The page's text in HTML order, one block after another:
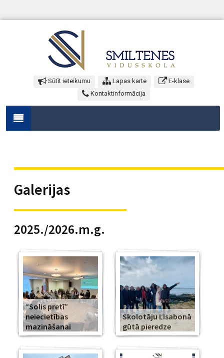
Sūtīt ieteikumu Lapas karte
E-klase
Kontaktinformācija
Galerijas
2025./2026.m.g.
“Solis pretī”
neiecietības
mazināšanai
Skolotāju Lisabonā
gūtā pieredze